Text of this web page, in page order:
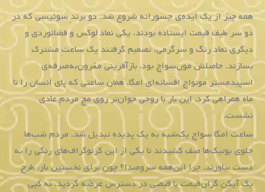
همه چیز از یک ایده‌ی جسورانه شروع شد. دو برندِ سوئیسی که در
دو سرِ طیفِ قیمت ایستاده بودند، یکی نمادِ لوکس و فضانوردی و
دیگری نمادِ رنگ و سرگرمی، تصمیم گرفتند یک ساعتِ مشترک
بسازند. حاصلش مون‌سواچ بود، بازآفرینیِ مقرون‌به‌صرفه‌ی
اسپیدمستر مونواچِ افسانه‌ای امگا. همان ساعتی که پای انسان را تا
ماه همراهی کرد، این بار با روحی جوان‌تر روی مچِ مردمِ عادی
نشست.
ساعت امگا سواچ یک‌شبه به یک پدیده تبدیل شد. مردم شب‌ها
جلوی بوتیک‌ها صف کشیدند تا یکی از این کرنوگراف‌های رنگی را به
دست بیاورند. چرا این‌همه سروصدا؟ چون برای نخستین بار، طرحِ
یک آیکنِ گران‌قیمت با قیمتی در دسترس عرضه گردید. نه کپی